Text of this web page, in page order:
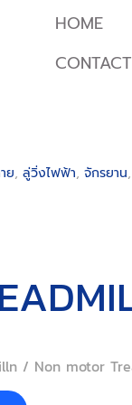
HOME
ย, ลู่วิ่งไฟฟ้า, จักรยาน,
/ Non motor